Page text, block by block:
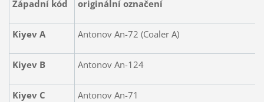
Západní kód originální označení
Kiyev A Antonov An-72 (Coaler A)
KiyevB Antonov An-124
KiyevC Antonov An-71